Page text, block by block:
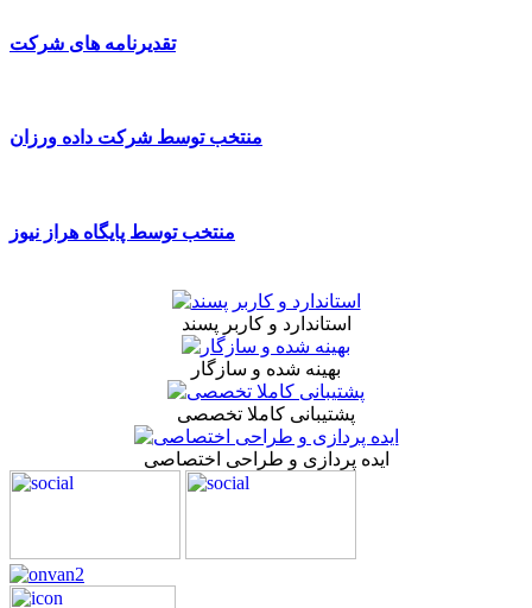
تقدیرنامه های شرکت
منتخب توسط شرکت داده ورزان
منتخب توسط پایگاه هراز نیوز
استاندارد و کاربر پسند
بهینه شده و سازگار
پشتیبانی کاملا تخصصی
ایده پردازی و طراحی اختصاصی